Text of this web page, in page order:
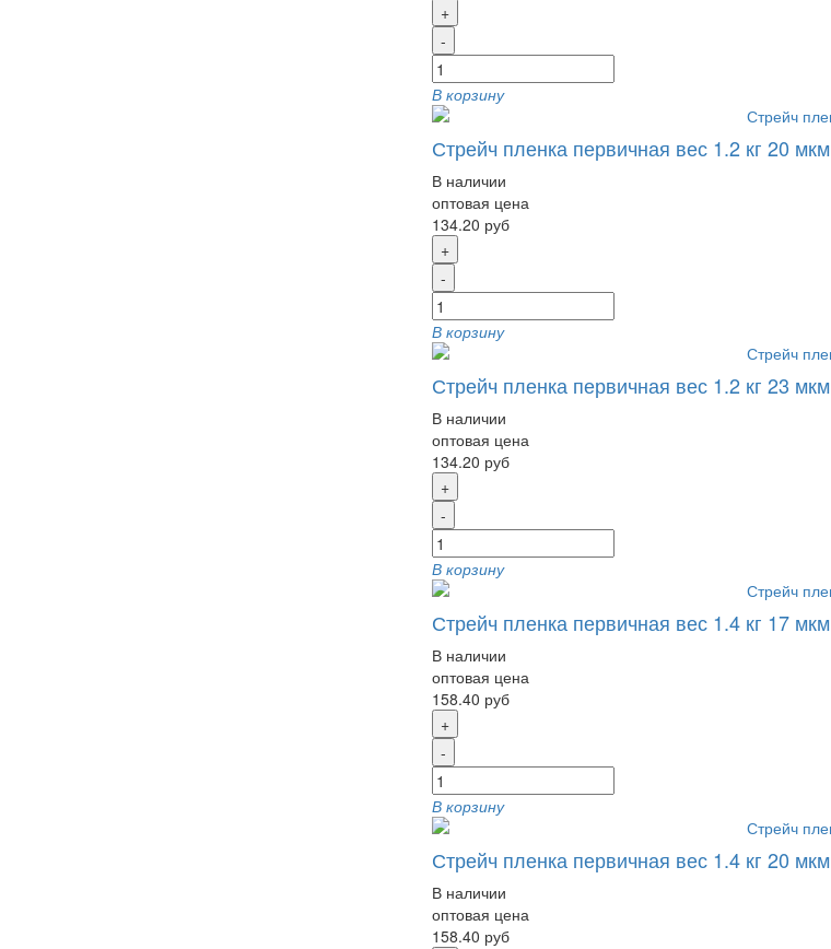
+
-
В корзину
Стрейч пленка первичная вес 1.2 кг 20 мкм
В наличии
оптовая цена
134.20 руб
+
-
В корзину
Стрейч пленка первичная вес 1.2 кг 23 мкм
В наличии
оптовая цена
134.20 руб
+
-
В корзину
Стрейч пленка первичная вес 1.4 кг 17 мкм
В наличии
оптовая цена
158.40 руб
+
-
В корзину
Стрейч пленка первичная вес 1.4 кг 20 мкм
В наличии
оптовая цена
158.40 руб